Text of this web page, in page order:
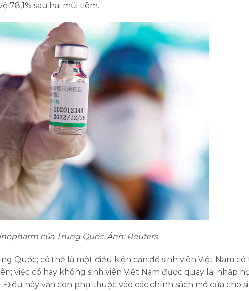
78,1% sau hai mũi tiêm.
của Trung Quốc. Ảnh: Reuters
Quốc; có thể là một điều kiện cần để sinh viên Việt Nam có
việc có hay không sinh viên Việt Nam được quay lại nhập
này vẫn còn phụ thuộc vào các chính sách mở cửa cho